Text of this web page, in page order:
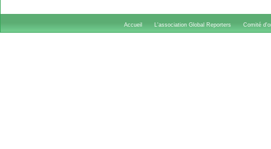
Accueil L'association Global Reporters Comité